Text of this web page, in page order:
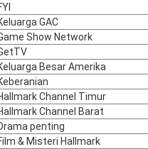
GAC
Show Network
Besar Amerika
Channel Timur
Channel Barat
penting
& Misteri Hallmark